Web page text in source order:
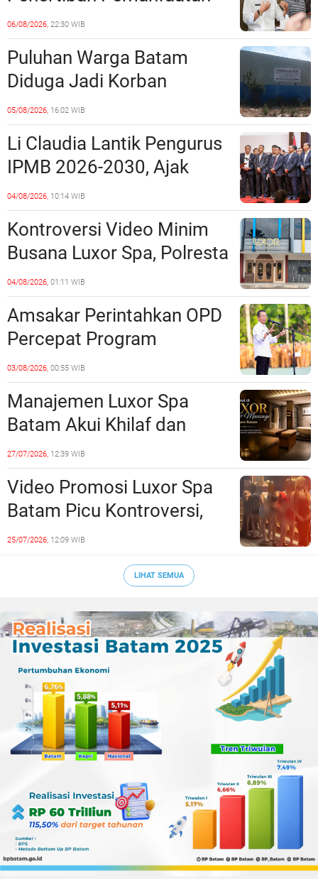
Ruang Laut Sesuai
Ketentuan Peraturan
Perundang-undangan
06/08/2026, 22:30 WIB
Puluhan Warga Batam
Diduga Jadi Korban
Penipuan Kavling Hingga
Miliaran Rupiah, Laporan ke
Polda Kepri Jalan di
Tempat?
05/08/2026, 16:02 WIB
Li Claudia Lantik Pengurus
IPMB 2026-2030, Ajak
Perkuat Kerukunan dan
Sinergi dengan Pemko
Batam
04/08/2026, 10:14 WIB
Kontroversi Video Minim
Busana Luxor Spa, Polresta
Barelang Usut Tuntas
Unsur Pelanggaran Hukum
04/08/2026, 01:11 WIB
Amsakar Perintahkan OPD
Percepat Program
Prioritas, Targetkan
Realisasi Pembangunan
Lampaui 50 Persen
03/08/2026, 00:55 WIB
Manajemen Luxor Spa
Batam Akui Khilaf dan
Minta Maaf, Konten
Langsung Di-Takedown
27/07/2026, 12:39 WIB
Video Promosi Luxor Spa
Batam Picu Kontroversi,
Dinilai Bermuatan Sensual
25/07/2026, 12:09 WIB
LIHAT SEMUA